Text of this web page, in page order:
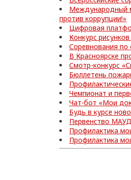
Международный
против коррупции!»
Цифровая
Конкурс
Соревнования по
В Красноярске
Смотр-конкурс
Бюллетень
Чемпионат и
Чат-бот «Мои
Будь в курсе
Первенство
Профилактика
Профилактика